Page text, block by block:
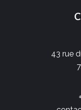
43 rue